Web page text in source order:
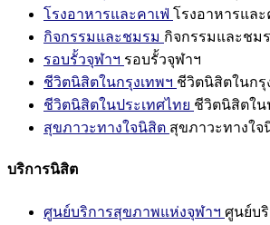
โรงอาหารและคาเฟ่ โรงอาหารและ
กิจกรรมและชมรม กิจกรรมและชม
รอบรั้วจุฬาฯ รอบรั้วจุฬาฯ
ชีวิตนิสิตในกรุงเทพฯ ชีวิตนิสิตในกรุ
ชีวิตนิสิตในประเทศไทย ชีวิตนิสิตใน
สุขภาวะทางใจนิสิต สุขภาวะทางใจ
บริการนิสิต
ศูนย์บริการสุขภาพแห่งจุฬาฯ ศูนย์บ